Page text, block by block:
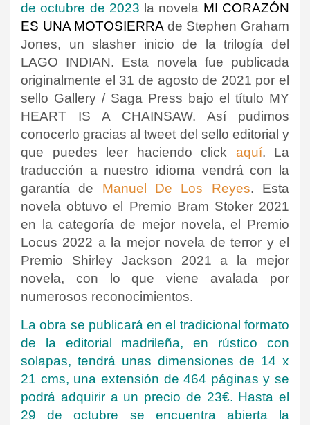
de octubre de 2023 la novela MI CORAZÓN
ES UNA MOTOSIERRAde Stephen Graham
Jones, un slasher inicio de la trilogía del
LAGO INDIAN. Esta novela fue publicada
originalmente el 31 de agosto de 2021 por el
sello Gallery / Saga Press bajo el título MY
HEART IS A CHAINSAW. Así pudimos
conocerlo gracias al tweet del sello editorial y
que puedes leer haciendo click aquí. La
traducción a nuestro idioma vendrá con la
garantíade Manuel De Los Reyes. Esta
novela obtuvo el Premio Bram Stoker 2021
en la categoría de mejor novela, el Premio
Locus 2022 a la mejor novela de terror y el
Premio Shirley Jackson 2021 a la mejor
novela, con lo que viene avalada por
numerosos reconocimientos.
La obra se publicará en el tradicional formato
de la editorial madrileña, en rústico con
solapas, tendrá unas dimensiones de 14 x
21 cms, una extensión de 464 páginas y se
podrá adquirir a un precio de 23€. Hasta el
29 de octubre se encuentra abierta la